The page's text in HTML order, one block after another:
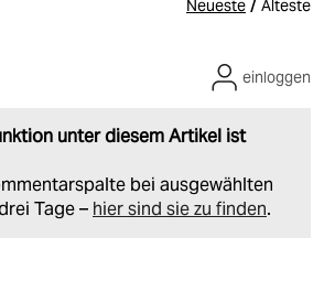
Neueste / Älteste
unter diesem Artikel ist
bei ausgewählten
Tage – hier sind sie zu finden.
einloggen